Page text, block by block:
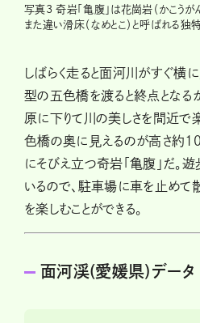
写真3 奇岩「亀腹」は花崗岩（かこうが
また違い滑床（なめとこ）と呼ばれる独
しばらく走ると面河川がすぐ横に
型の五色橋を渡ると終点となる
原に下りて川の美しさを間近で
色橋の奥に見えるのが高さ約
にそびえ立つ奇岩「亀腹」だ。
いるので、駐車場に車を止めて
を楽しむことができる。
面河渓(愛媛県)データ